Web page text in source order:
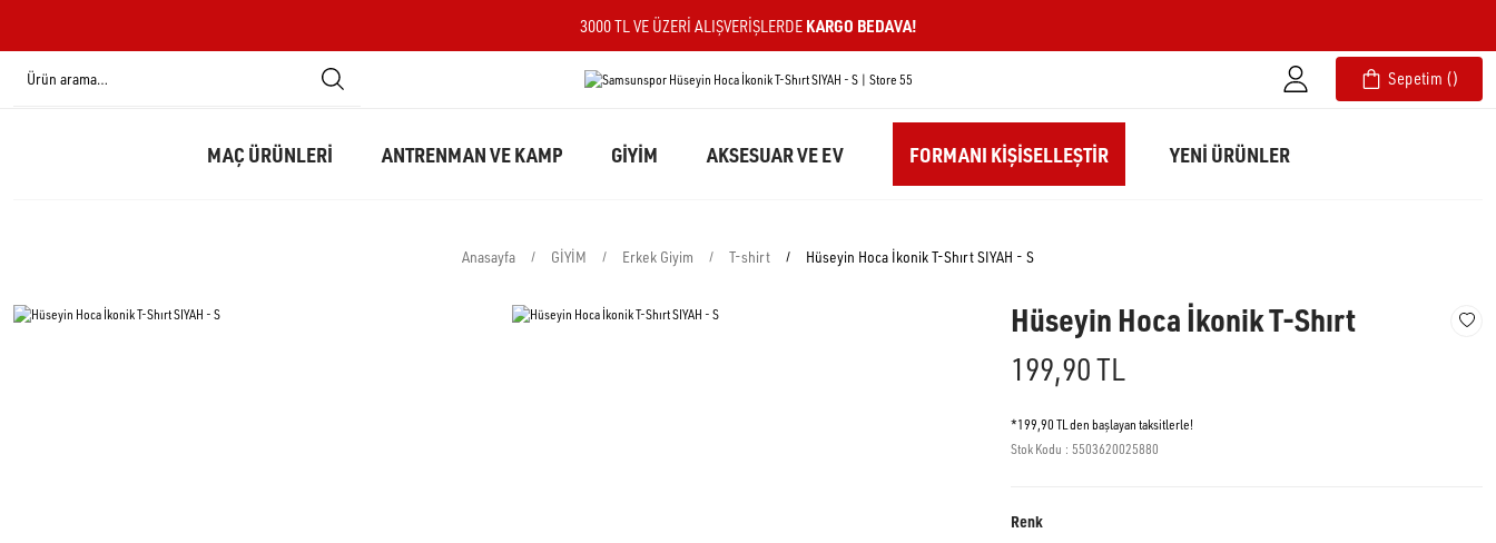
3000 TL VE ÜZERI ALIŞVERIŞLERDE KARGO BEDAVA!
Sepetim
MAÇ ÜRÜNLERİ ANTRENMAN VE KAMP GİYİM AKSESUAR VE EV FORMANI KIŞISELLEŞTIR YENİ ÜRÜNLER
Anasayfa GİYİM Erkek Giyim T-shirt Hüseyin Hoca İkonik T-Shırt SIYAH - S
Hüseyin Hoca İkonik T-Shırt
199,90 TL
*199,90 TL den başlayan taksitlerle!
Stok Kodu
5503620025880
Renk